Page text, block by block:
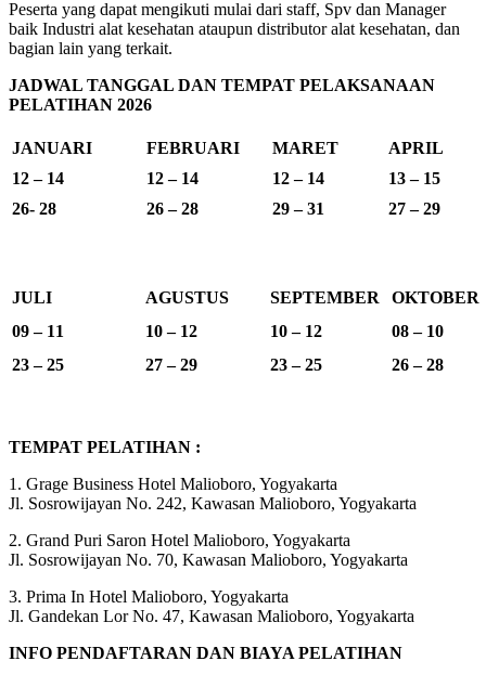
Peserta yang dapat mengikuti mulai dari staff, Spv dan Manager
baik Industri alat kesehatan ataupun distributor alat kesehatan, dan
bagian lain yang terkait.
JADWAL TANGGAL DAN TEMPAT PELAKSANAAN
PELATIHAN 2026
JANUARI FEBRUARI MARET
APRIL
12 – 14
12 – 14 12 – 14
13 – 15
26- 28
26 – 28 29 – 31 27 – 29
JULI AGUSTUS SEPTEMBER
OKTOBER
09 – 11
10 – 12 10 – 12
08 – 10
23 – 25
27 – 29 23 – 25 26 – 28
TEMPAT PELATIHAN :
1. Grage Business Hotel Malioboro, Yogyakarta
Jl. Sosrowijayan No. 242, Kawasan Malioboro, Yogyakarta
2. Grand Puri Saron Hotel Malioboro, Yogyakarta
Jl. Sosrowijayan No. 70, Kawasan Malioboro, Yogyakarta
3. Prima In Hotel Malioboro, Yogyakarta
Jl. Gandekan Lor No. 47, Kawasan Malioboro, Yogyakarta
INFO PENDAFTARAN DAN BIAYA PELATIHAN